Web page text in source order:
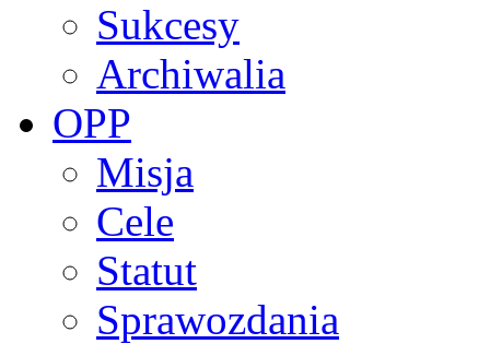
Sukcesy
Archiwalia
OPP
Misja
Cele
Statut
Sprawozdania